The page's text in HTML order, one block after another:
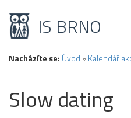
IS BRNO
Nacházíte se: Úvod »Kalendář
Slow dating